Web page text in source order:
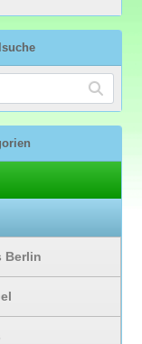
Berlin